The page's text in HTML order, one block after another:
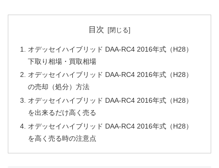
目次
オデッセイハイブリッド DAA-RC4 2016年式（H28）
下取り相場・買取相場
オデッセイハイブリッド DAA-RC4 2016年式（H28）
の売却（処分）方法
オデッセイハイブリッド DAA-RC4 2016年式（H28）
を出来るだけ高く売る
オデッセイハイブリッド DAA-RC4 2016年式（H28）
を高く売る時の注意点